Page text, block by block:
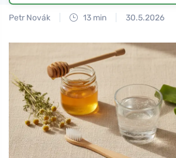
Petr Novák 13 min 30.5.2026